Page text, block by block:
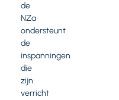
de
NZa
ondersteunt
de
inspanningen
die
zijn
verricht